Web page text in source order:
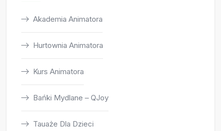
Akademia Animatora
Hurtownia Animatora
Kurs Animatora
Bańki Mydlane – QJoy
Tauaże Dla Dzieci